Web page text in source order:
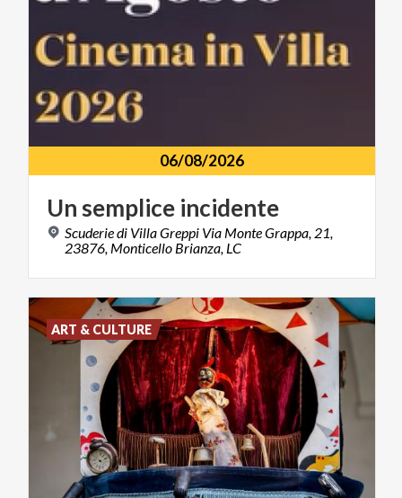
06/08/2026
Un semplice incidente
Scuderie di Villa Greppi Via Monte Grappa, 21,
23876, Monticello Brianza, LC
ART & CULTURE